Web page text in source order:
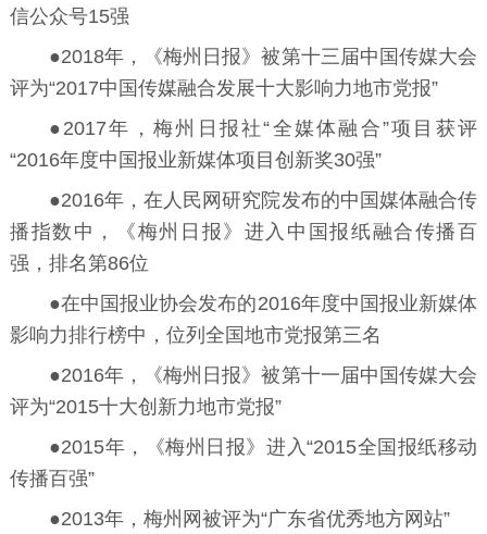
信公众号15强
●2018年，《梅州日报》被第十三届中国传媒大会
评为“2017中国传媒融合发展十大影响力地市党报”
●2017年，梅州日报社“全媒体融合”项目获评
“2016年度中国报业新媒体项目创新奖30强”
●2016年，在人民网研究院发布的中国媒体融合传
播指数中，《梅州日报》进入中国报纸融合传播百
强，排名第86位
●在中国报业协会发布的2016年度中国报业新媒体
影响力排行榜中，位列全国地市党报第三名
●2016年，《梅州日报》被第十一届中国传媒大会
评为“2015十大创新力地市党报”
●2015年，《梅州日报》进入“2015全国报纸移动
传播百强”
●2013年，梅州网被评为“广东省优秀地方网站”